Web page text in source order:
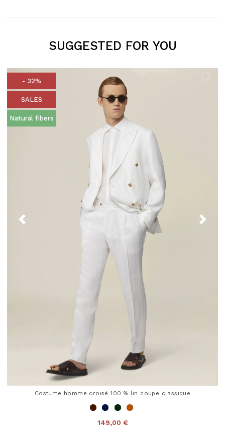
SUGGESTED FOR YOU
- 32%
SALES
Natural fibers
Costume homme croisé 100 % lin coupe classique
149,00 €